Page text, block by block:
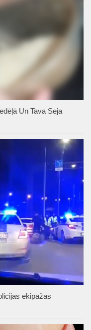
Un Tava Seja
ekipāžas